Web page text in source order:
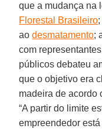
que a mudança na
Florestal Brasileiro
aodesmatamento;
com
públicos debateu
que o objetivo era
madeira de acordo
“A partir do limite
empreendedor